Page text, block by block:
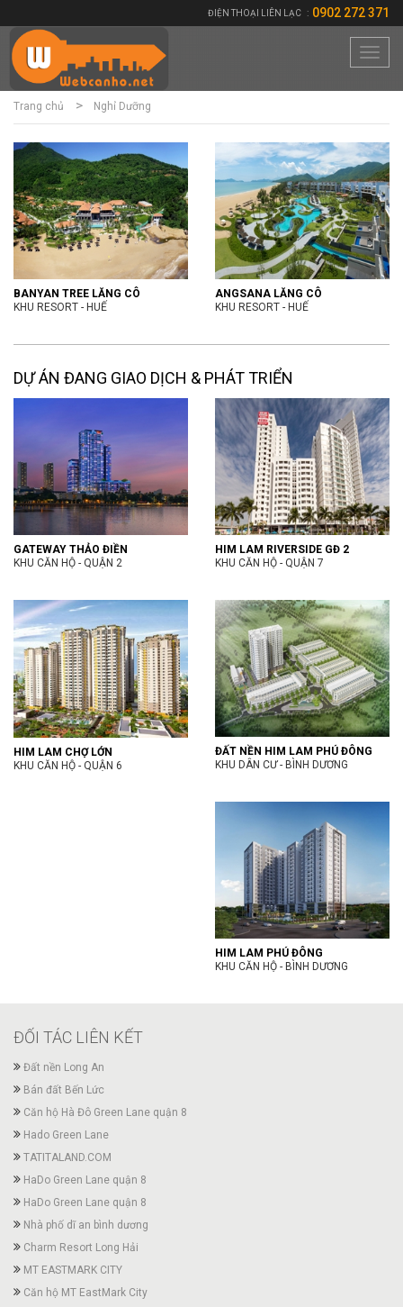
ĐIỆN THOẠI LIÊN LẠC : 0902 272 371
Trang chủ Nghỉ Dưỡng
BANYAN TREE LĂNG CÔ
KHU RESORT - HUẾ
ANGSANA LĂNG CÔ
KHU RESORT - HUẾ
DỰ ÁN ĐANG GIAO DỊCH & PHÁT TRIỂN
GATEWAY THẢO ĐIỀN
KHU CĂN HỘ - QUẬN 2
HIM LAM RIVERSIDE GĐ 2
KHU CĂN HỘ - QUẬN 7
HIM LAM CHỢ LỚN
KHU CĂN HỘ - QUẬN 6
ĐẤT NỀN HIM LAM PHÚ ĐÔNG
KHU DÂN CƯ - BÌNH DƯƠNG
HIM LAM PHÚ ĐÔNG
KHU CĂN HỘ - BÌNH DƯƠNG
ĐỐI TÁC LIÊN KẾT
Đất nền Long An
Bán đất Bến Lức
Căn hộ Hà Đô Green Lane quận 8
Hado Green Lane
TATITALAND.COM
HaDo Green Lane quận 8
HaDo Green Lane quận 8
Nhà phố dĩ an bình dương
Charm Resort Long Hải
MT EASTMARK CITY
Căn hộ MT EastMark City